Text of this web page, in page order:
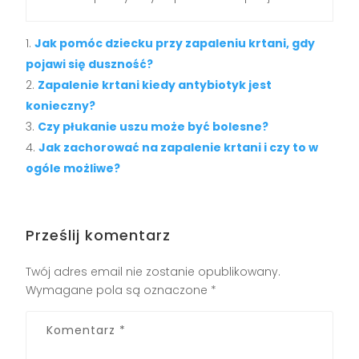
Jak pomóc dziecku przy zapaleniu krtani, gdy
pojawi się duszność?
Zapalenie krtani kiedy antybiotyk jest
konieczny?
Czy płukanie uszu może być bolesne?
Jak zachorować na zapalenie krtani i czy to w
ogóle możliwe?
Prześlij komentarz
Twój adres email nie zostanie opublikowany.
Wymagane pola są oznaczone *